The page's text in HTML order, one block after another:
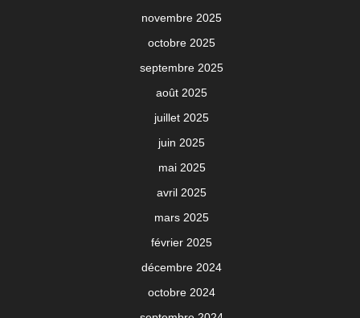
novembre 2025
octobre 2025
septembre 2025
août 2025
juillet 2025
juin 2025
mai 2025
avril 2025
mars 2025
février 2025
décembre 2024
octobre 2024